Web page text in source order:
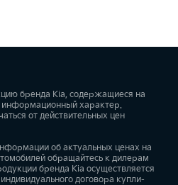
бренда Kia, содержащиеся на
информационный характер.
от действительных цен
об актуальных ценах на
обращайтесь к дилерам
бренда Kia осуществляется
договора купли-